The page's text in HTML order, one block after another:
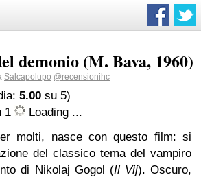
demonio (M. Bava, 1960)
Salcapolupo @recensionihc
5.00 su 5)
1
Loading ...
molti, nasce con questo film: si
del classico tema del vampiro
di Nikolaj Gogol (Il Vij). Oscuro,